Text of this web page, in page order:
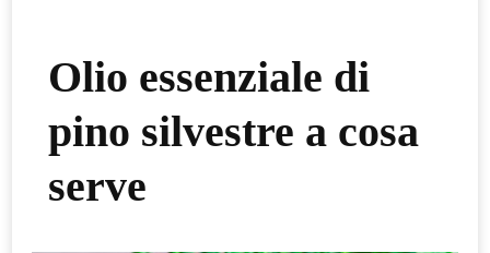
Olio essenziale di
pino silvestre a cosa
serve